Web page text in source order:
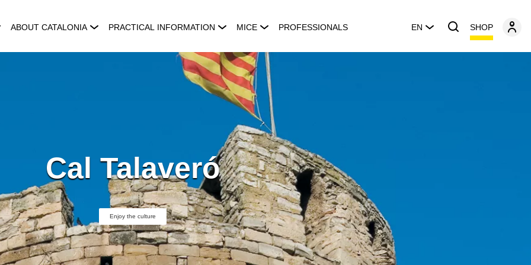
ABOUT CATALONIA PRACTICAL INFORMATION MICE PROFESSIONALS EN SHOP
Cal Talaveró
Enjoy the culture